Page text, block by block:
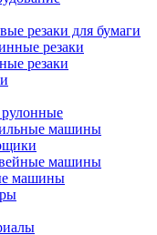
резаки для бумаги
резаки
резаки
машины
машины
машины